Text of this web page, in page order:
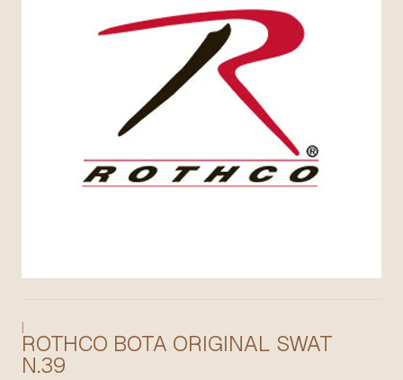
|
ROTHCO BOTA ORIGINAL SWAT
N.39